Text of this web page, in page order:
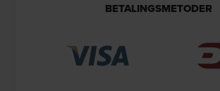
BETALINGSMETODER